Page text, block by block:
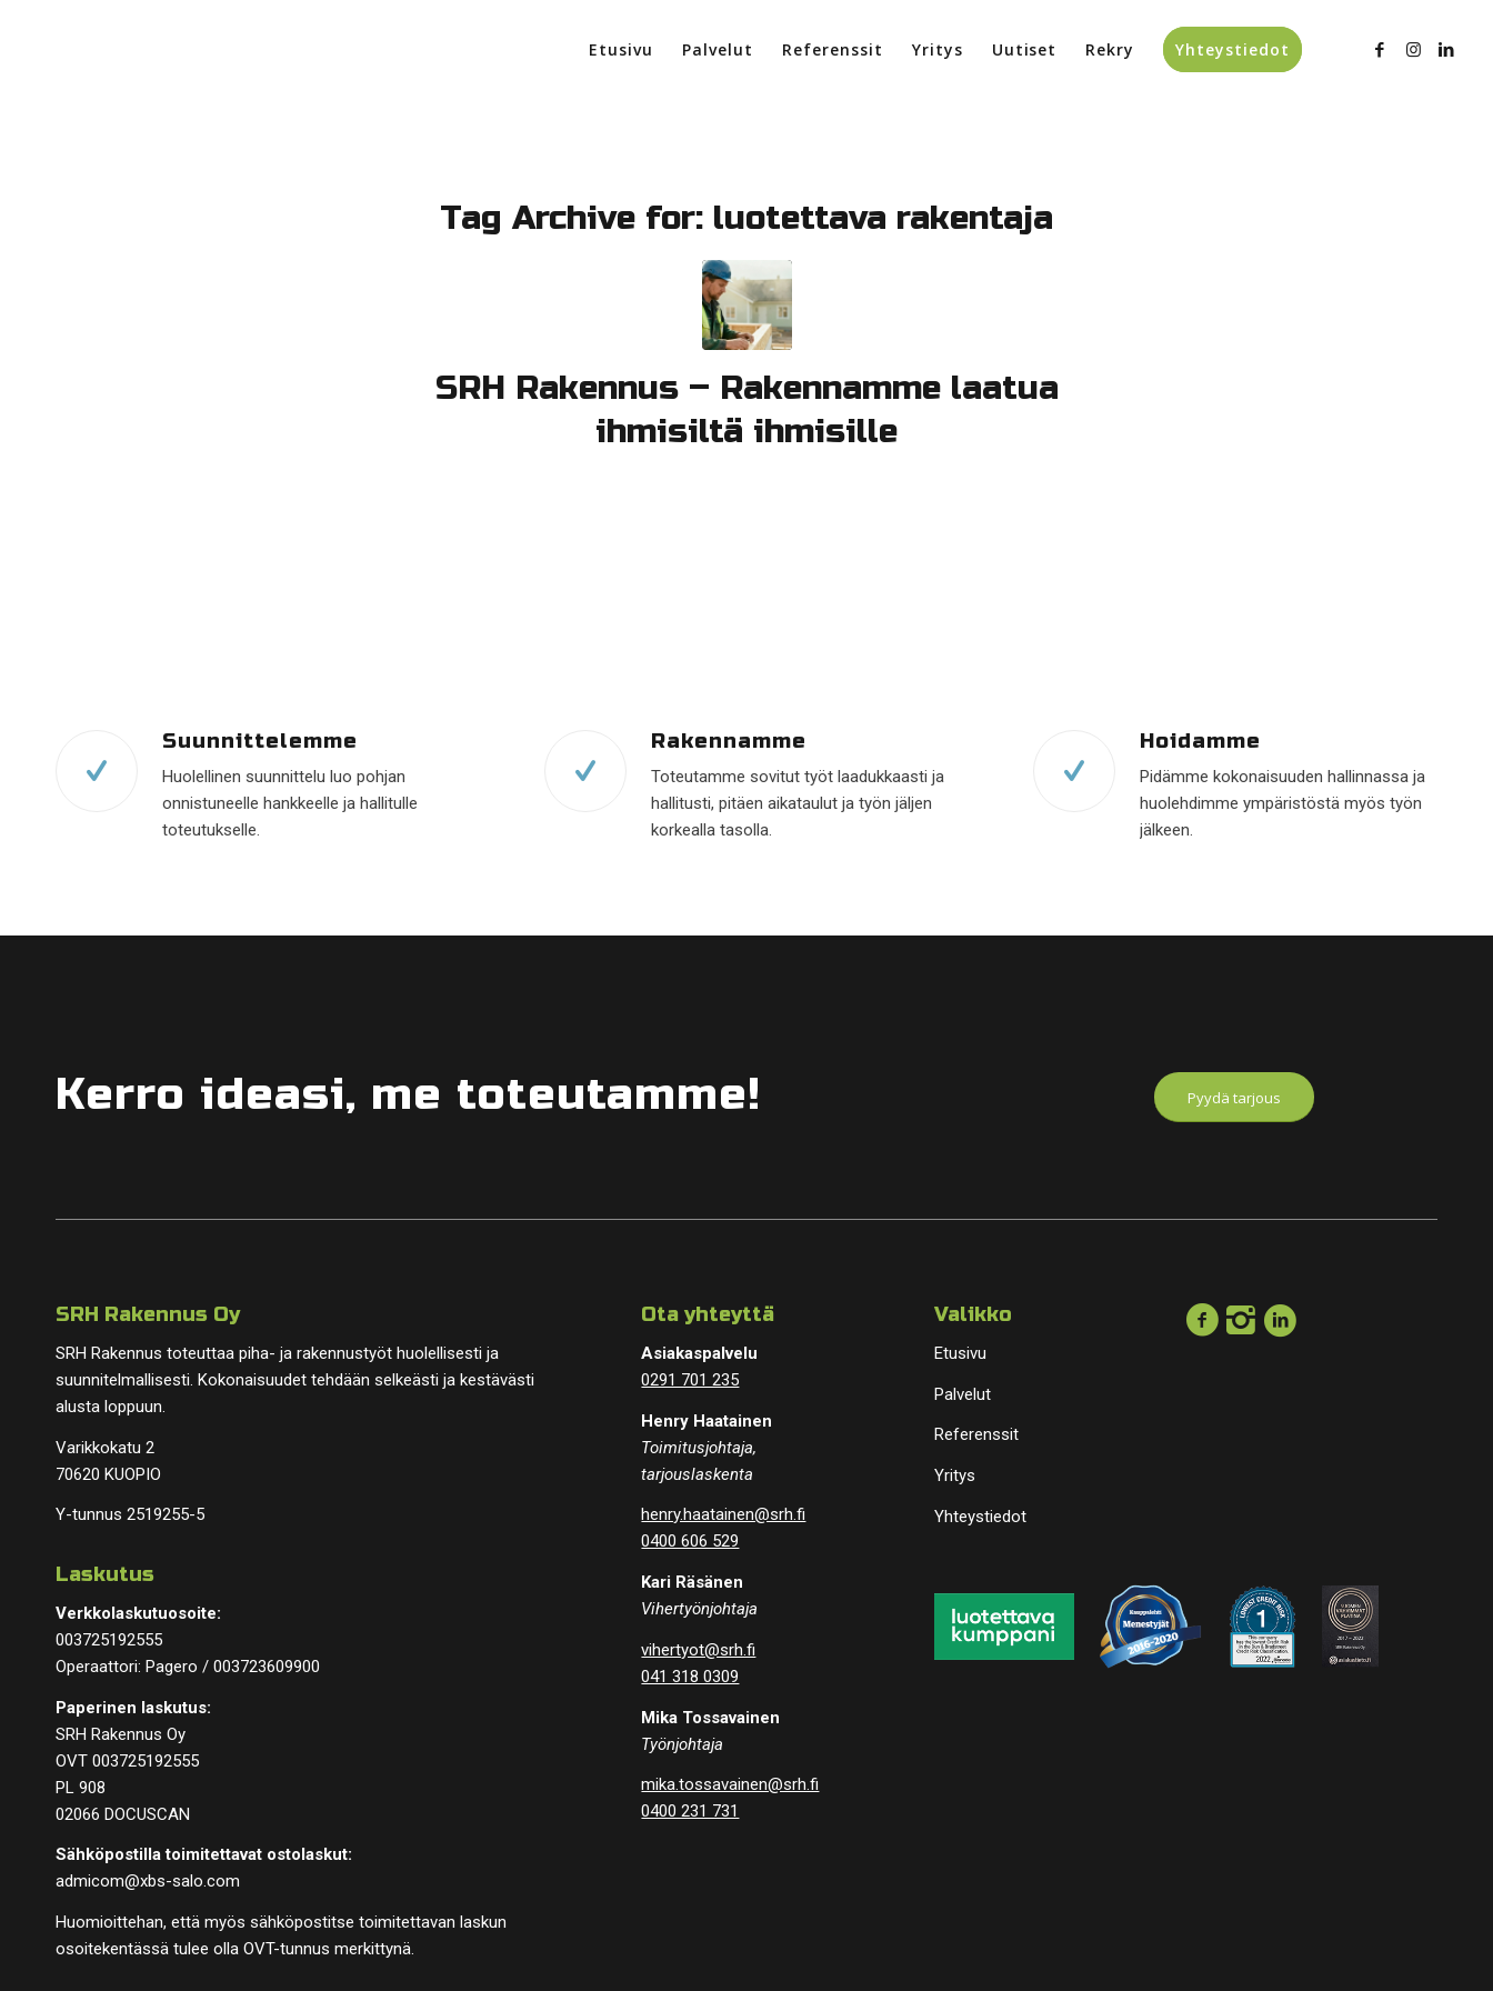
Etusivu Palvelut Referenssit Yritys Uutiset Rekry Yhteystiedot
Tag Archive for: luotettava rakentaja
SRH Rakennus – Rakennamme laatua
ihmisiltä ihmisille
Suunnittelemme
Huolellinen suunnittelu luo pohjan
onnistuneelle hankkeelle ja hallitulle
toteutukselle.
Rakennamme
Toteutamme sovitut työt laadukkaasti ja
hallitusti, pitäen aikataulut ja työn jäljen
korkealla tasolla.
Hoidamme
Pidämme kokonaisuuden hallinnassa ja
huolehdimme ympäristöstä myös työn
jälkeen.
Kerro ideasi, me toteutamme! Pyydä tarjous
SRH Rakennus Oy
SRH Rakennus toteuttaa piha- ja rakennustyöt huolellisesti ja
suunnitelmallisesti. Kokonaisuudet tehdään selkeästi ja kestävästi
alusta loppuun.
Varikkokatu 2
70620 KUOPIO
Y-tunnus 2519255-5
Laskutus
Verkkolaskutuosoite:
003725192555
Operaattori: Pagero / 003723609900
Paperinen laskutus:
SRH Rakennus Oy
OVT 003725192555
PL 908
02066 DOCUSCAN
Sähköpostilla toimitettavat ostolaskut:
admicom@xbs-salo.com
Huomioittehan, että myös sähköpostitse toimitettavan laskun
osoitekentässä tulee olla OVT-tunnus merkittynä.
Ota yhteyttä
Asiakaspalvelu
0291 701 235
Henry Haatainen
Toimitusjohtaja,
tarjouslaskenta
henry.haatainen@srh.fi
0400 606 529
Kari Räsänen
Vihertyönjohtaja
vihertyot@srh.fi
041 318 0309
Mika Tossavainen
Työnjohtaja
mika.tossavainen@srh.fi
0400 231 731
Valikko
Etusivu
Palvelut
Referenssit
Yritys
Yhteystiedot